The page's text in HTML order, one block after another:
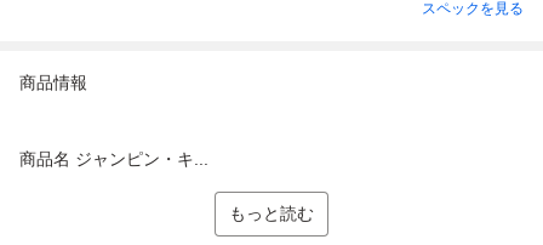
スペックを見る
商品情報
商品名 ジャンピン・キ...
もっと読む